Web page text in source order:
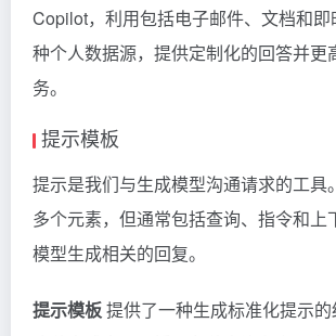
Copilot，利用包括电子邮件、文档和
种个人数据源，提供定制化的回答并更
务。
提示模板
提示是我们与生成模型沟通请求的工具
多个元素，但通常包括查询、指令和上
模型生成相关的回复。
提示模板提供了一种生成标准化提示